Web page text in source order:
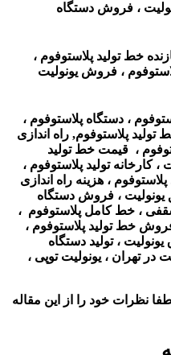
، فروش دستگاه
خط تولید پلاستوفوم ،
، فروش یونولیت
، دستگاه پلاستوفوم ،
تولید پلاستوفوم, راه اندازی
، قیمت خط تولید
، کارخانه تولید پلاستوفوم ،
، هزینه راه اندازی
یونولیت ، فروش دستگاه
، خط کامل پلاستوفوم ،
خط تولید پلاستوفوم ،
، تولید دستگاه
در تهران ، یونولیت توپی ،
نظرات خود را از این مقاله